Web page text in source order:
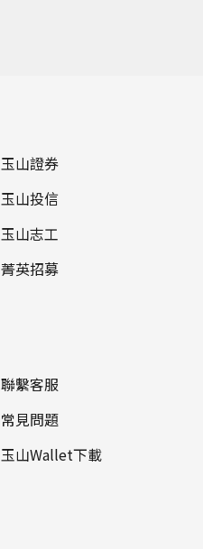
玉山證券
玉山投信
玉山志工
菁英招募
聯繫客服
常見問題
玉山Wallet下載